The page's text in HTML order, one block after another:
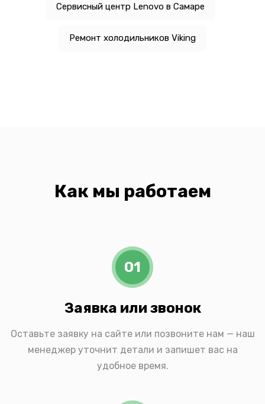
Сервисный центр Lenovo в Самаре
Ремонт холодильников Viking
Как мы работаем
01
Заявка или звонок
Оставьте заявку на сайте или позвоните нам — наш
менеджер уточнит детали и запишет вас на
удобное время.